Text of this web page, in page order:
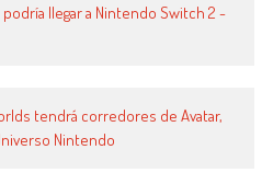
podría llegar a Nintendo Switch 2 -
tendrá corredores de Avatar,
Nintendo